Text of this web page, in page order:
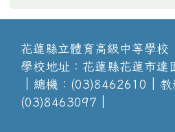
花蓮縣立體育高級中等學校
學校地址：花蓮縣花蓮市達
│總機：(03)8462610│教
(03)8463097│